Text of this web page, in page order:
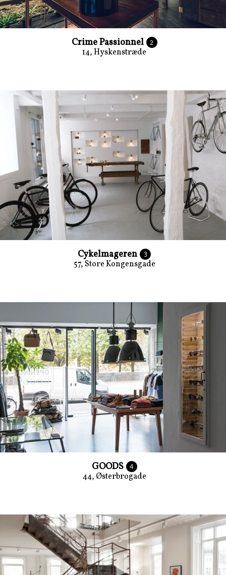
Crime Passionnel 2
14, Hyskenstræde
Cykelmageren 3
57, Store Kongensgade
GOODS 4
44, Østerbrogade